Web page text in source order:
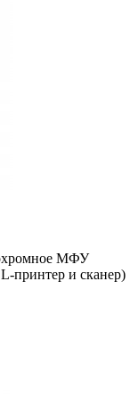
МФУ
принтер и сканер)